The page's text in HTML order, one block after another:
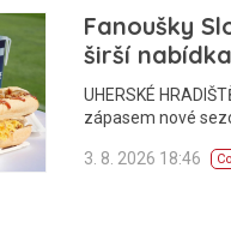
Fanoušky
širší
UHERSKÉ
zápasem nové
3. 8. 2026 18:46